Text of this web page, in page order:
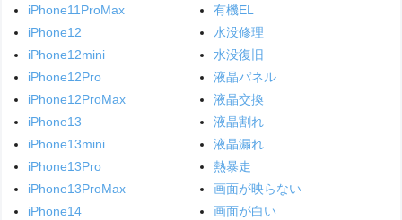
iPhone11ProMax
iPhone12
iPhone12mini
iPhone12Pro
iPhone12ProMax
iPhone13
iPhone13mini
iPhone13Pro
iPhone13ProMax
iPhone14
有機EL
水没修理
水没復旧
液晶パネル
液晶交換
液晶割れ
液晶漏れ
熱暴走
画面が映らない
画面が白い